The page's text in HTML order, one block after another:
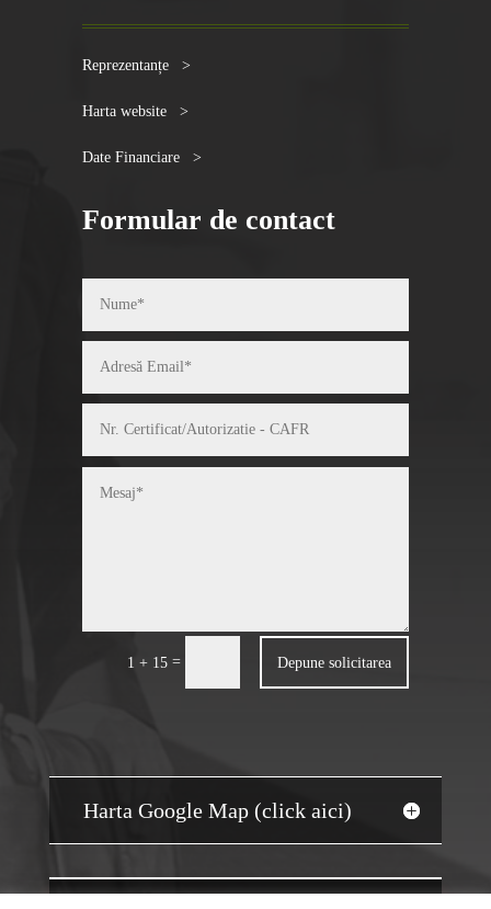
Reprezentanțe >
Harta website >
Date Financiare >
Formular de contact
1 + 15 = Depune solicitarea
Harta Google Map (click aici)